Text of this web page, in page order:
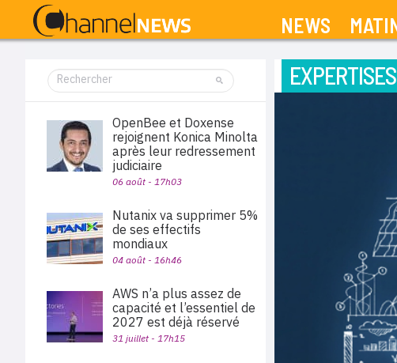
NEWS
EXPERTISES
OpenBee et Doxense
rejoignent Konica Minolta
après leur redressement
judiciaire
06 août - 17h03
Nutanix va supprimer 5%
de ses effectifs
mondiaux
04 août - 16h46
AWS n’a plus assez de
capacité et l’essentiel de
2027 est déjà réservé
31 juillet - 17h15